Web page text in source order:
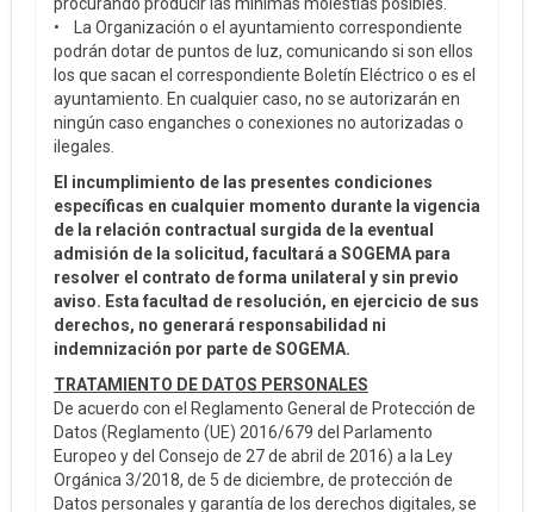
• La Organización o el ayuntamiento correspondiente
podrán dotar de puntos de luz, comunicando si son ellos
los que sacan el correspondiente Boletín Eléctrico o es el
ayuntamiento. En cualquier caso, no se autorizarán en
ningún caso enganches o conexiones no autorizadas o
ilegales.
El incumplimiento de las presentes condiciones
específicas en cualquier momento durante la vigencia
de la relación contractual surgida de la eventual
admisión de la solicitud, facultará a SOGEMA para
resolver el contrato de forma unilateral y sin previo
aviso. Esta facultad de resolución, en ejercicio de sus
derechos, no generará responsabilidad ni
indemnización por parte de SOGEMA.
TRATAMIENTO DE DATOS PERSONALES
De acuerdo con el Reglamento General de Protección de
Datos (Reglamento (UE) 2016/679 del Parlamento
Europeo y del Consejo de 27 de abril de 2016) a la Ley
Orgánica 3/2018, de 5 de diciembre, de protección de
Datos personales y garantía de los derechos digitales, se